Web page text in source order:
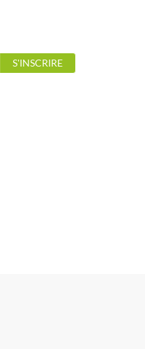
S'INSCRIRE